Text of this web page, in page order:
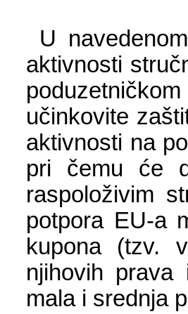
U
aktivnosti
učinkovite
aktivnosti na
pri čemu će
raspoloživim
potpora EU-a
kupona (tzv.
njihovih prava
mala i srednja